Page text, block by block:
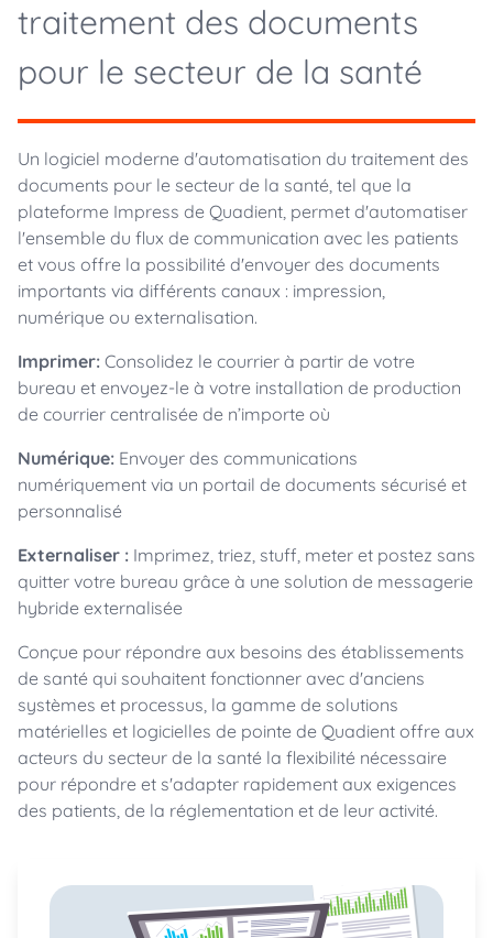
traitement des documents
pour le secteur de la santé
Un logiciel moderne d'automatisation du traitement des
documents pour le secteur de la santé, tel que la
plateforme Impress de Quadient, permet d'automatiser
l'ensemble du flux de communication avec les patients
et vous offre la possibilité d'envoyer des documents
importants via différents canaux : impression,
numérique ou externalisation.
Imprimer: Consolidez le courrier à partir de votre
bureau et envoyez-le à votre installation de production
de courrier centralisée de n’importe où
Numérique: Envoyer des communications
numériquement via un portail de documents sécurisé et
personnalisé
Externaliser : Imprimez, triez, stuff, meter et postez sans
quitter votre bureau grâce à une solution de messagerie
hybride externalisée
Conçue pour répondre aux besoins des établissements
de santé qui souhaitent fonctionner avec d'anciens
systèmes et processus, la gamme de solutions
matérielles et logicielles de pointe de Quadient offre aux
acteurs du secteur de la santé la flexibilité nécessaire
pour répondre et s'adapter rapidement aux exigences
des patients, de la réglementation et de leur activité.